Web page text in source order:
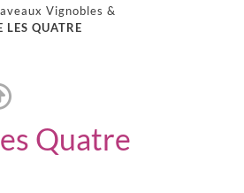
Vignobles &
LES QUATRE
Quatre